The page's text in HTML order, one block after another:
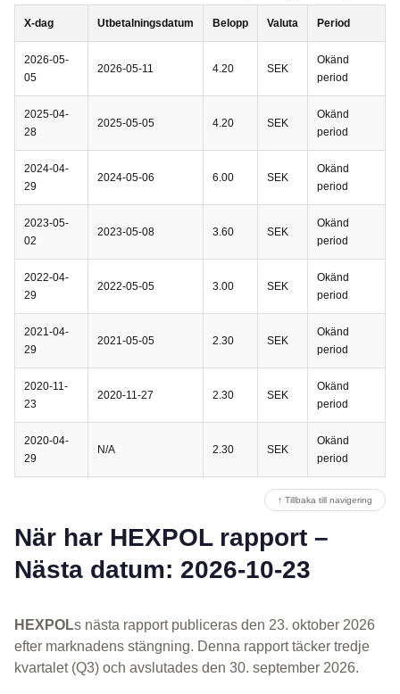
X-dag Utbetalningsdatum Belopp Valuta Period
2026-05-
05
2026-05-11 4.20 SEK
Okänd
period
2025-04-
28
2025-05-05 4.20 SEK
Okänd
period
2024-04-
29
2024-05-06 6.00 SEK
Okänd
period
2023-05-
02
2023-05-08 3.60 SEK
Okänd
period
2022-04-
29
2022-05-05 3.00 SEK
Okänd
period
2021-04-
29
2021-05-05 2.30 SEK
Okänd
period
2020-11-
23
2020-11-27 2.30 SEK
Okänd
period
2020-04-
29
N/A 2.30 SEK
Okänd
period
↑ Tillbaka till navigering
När har HEXPOL rapport –
Nästa datum: 2026-10-23
HEXPOLs nästa rapport publiceras den 23. oktober 2026
efter marknadens stängning. Denna rapport täcker tredje
kvartalet (Q3) och avslutades den 30. september 2026.